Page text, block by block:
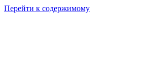
Перейти к содержимому